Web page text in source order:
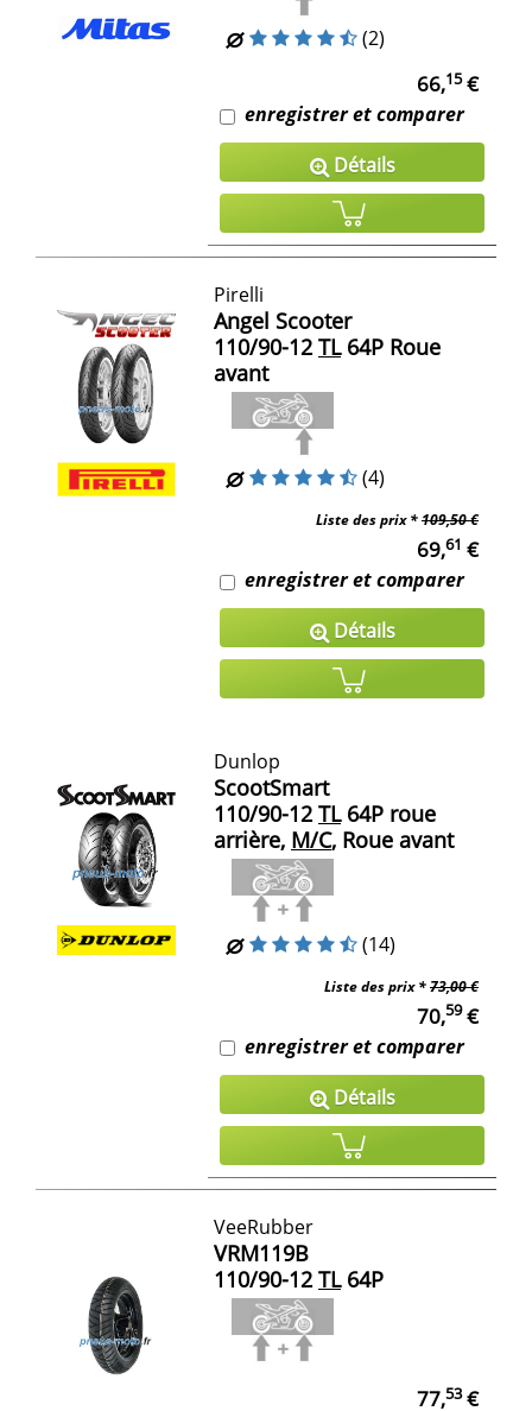
(2)
66,15€
enregistrer et comparer
Détails
Pirelli
Angel Scooter
110/90-12 TL64P Roue
avant
(4)
Liste des prix *109,50 €
69,61 €
enregistrer et comparer
Détails
Dunlop
ScootSmart
110/90-12 TL64P roue
arrière, M/C, Roue avant
(14)
Liste des prix *73,00 €
70,59€
enregistrer et comparer
Détails
VeeRubber
VRM119B
110/90-12 TL64P
77,53€